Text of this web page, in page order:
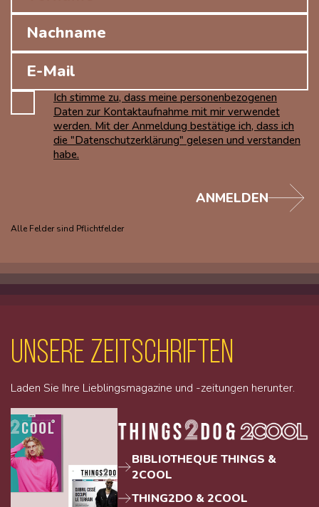
Ich stimme zu, dass meine personenbezogenen
Daten zur Kontaktaufnahme mit mir verwendet
werden. Mit der Anmeldung bestätige ich, dass ich
die "Datenschutzerklärung" gelesen und verstanden
habe.
Alle Felder sind Pflichtfelder
ANMELDEN
unsere Zeitschriften
Laden Sie Ihre Lieblingsmagazine und -zeitungen herunter.
BIBLIOTHEQUE THINGS &
2COOL
THING2DO & 2COOL